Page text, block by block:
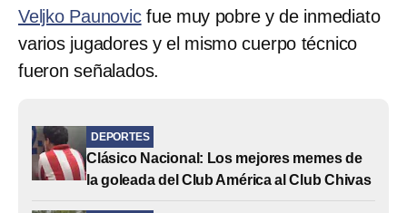
Veljko Paunovicfue muy pobre y de inmediato
varios jugadores y el mismo cuerpo técnico
fueron señalados.
DEPORTES
Clásico Nacional: Los mejores memes de
la goleada del Club América al Club Chivas